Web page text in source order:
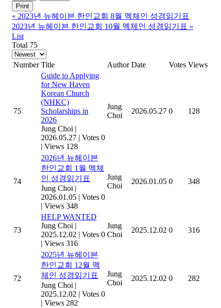
Print
« 2023년 뉴헤이븐 한인교회 8월 멕체인 성경읽기표
2023년 뉴헤이븐 한인교회 10월 멕체인 성경읽기표 »
List
Total 75
Number Title Author Date Votes Views
75
Guide to Applying
for New Haven
Korean Church
(NHKC)
Scholarships in
2026
Jung Choi |
2026.05.27 | Votes 0
| Views 128
Jung
Choi
2026.05.27 0 128
74
2026년 뉴헤이븐
한인교회 1월 멕체
인 성경읽기표
Jung Choi |
2026.01.05 | Votes 0
| Views 348
Jung
Choi
2026.01.05 0 348
73
HELP WANTED
Jung Choi |
2025.12.02 | Votes 0
| Views 316
Jung
Choi
2025.12.02 0 316
72
2025년 뉴헤이븐
한인교회 12월 멕
체인 성경읽기표
Jung Choi |
2025.12.02 | Votes 0
| Views 282
Jung
Choi
2025.12.02 0 282